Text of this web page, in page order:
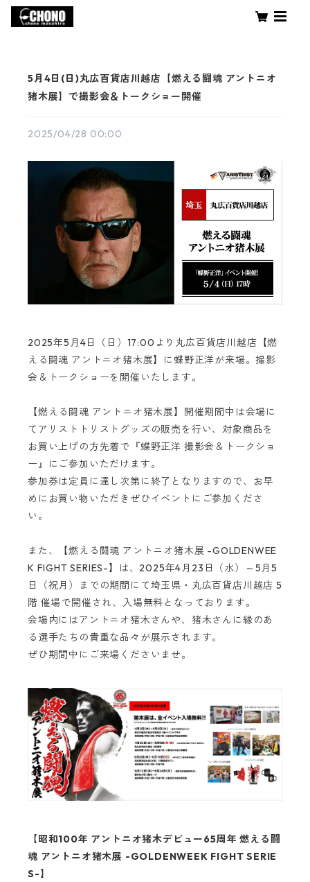
5月4日(日)丸広百貨店川越店【燃える闘魂 アントニオ
猪木展】で撮影会＆トークショー開催
2025/04/28 00:00
2025年5月4日（日）17:00より丸広百貨店川越店【燃
える闘魂 アントニオ猪木展】に蝶野正洋が来場。撮影
会＆トークショーを開催いたします。
【燃える闘魂 アントニオ猪木展】開催期間中は会場に
てアリストトリストグッズの販売を行い、対象商品を
お買い上げの方先着で『蝶野正洋 撮影会＆トークショ
ー』にご参加いただけます。
参加券は定員に達し次第に終了となりますので、お早
めにお買い物いただきぜひイベントにご参加くださ
い。
また、【燃える闘魂 アントニオ猪木展 -GOLDENWEE
K FIGHT SERIES-】は、2025年4月23日（水）～5月5
日（祝月）までの期間にて埼玉県・丸広百貨店川越店 5
階 催場で開催され、入場無料となっております。
会場内にはアントニオ猪木さんや、猪木さんに縁のあ
る選手たちの貴重な品々が展示されます。
ぜひ期間中にご来場くださいませ。
【昭和100年 アントニオ猪木デビュー65周年 燃える闘
魂 アントニオ猪木展 -GOLDENWEEK FIGHT SERIE
S-】